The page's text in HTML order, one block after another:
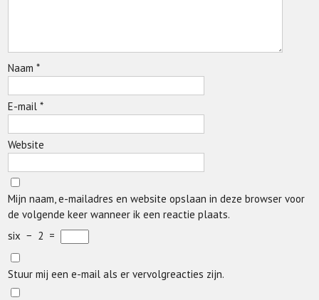
Naam*
E-mail*
Website
Mijn naam, e-mailadres en website opslaan in deze browser voor
de volgende keer wanneer ik een reactie plaats.
six − 2 =
Stuur mij een e-mail als er vervolgreacties zijn.